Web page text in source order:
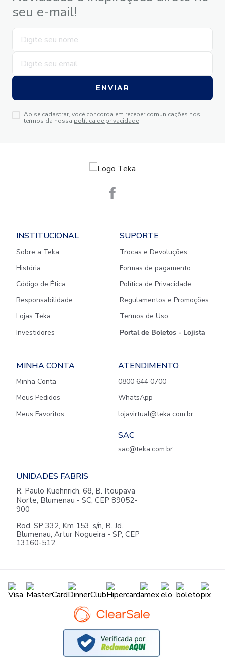
seu e-mail!
ENVIAR
Ao se cadastrar, você concorda em receber comunicações nos
termos da nossa política de privacidade
INSTITUCIONAL
Sobre a Teka
História
Código de Ética
Responsabilidade
Lojas Teka
Investidores
SUPORTE
Trocas e Devoluções
Formas de pagamento
Política de Privacidade
Regulamentos e Promoções
Termos de Uso
Portal de Boletos - Lojista
MINHA CONTA
Minha Conta
Meus Pedidos
Meus Favoritos
ATENDIMENTO
0800 644 0700
WhatsApp
lojavirtual@teka.com.br
SAC
sac@teka.com.br
UNIDADES FABRIS
R. Paulo Kuehnrich, 68, B. Itoupava
Norte, Blumenau - SC, CEP 89052-
900
Rod. SP 332, Km 153, s/n, B. Jd.
Blumenau, Artur Nogueira - SP, CEP
13160-512